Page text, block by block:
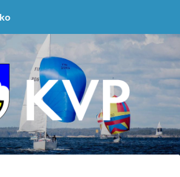
Kantvikin Purjehtijat ry.